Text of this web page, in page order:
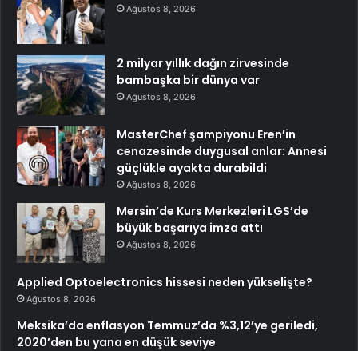
Ağustos 8, 2026
2 milyar yıllık dağın zirvesinde
bambaşka bir dünya var
Ağustos 8, 2026
MasterChef şampiyonu Eren’in
cenazesinde duygusal anlar: Annesi
güçlükle ayakta durabildi
Ağustos 8, 2026
Mersin’de Kurs Merkezleri LGS’de
büyük başarıya imza attı
Ağustos 8, 2026
Applied Optoelectronics hissesi neden yükselişte?
Ağustos 8, 2026
Meksika’da enflasyon Temmuz’da %3,12’ye geriledi,
2020’den bu yana en düşük seviye